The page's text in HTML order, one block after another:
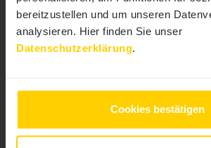
bereitzustellen und um unseren
analysieren. Hier finden Sie unser
Datenschutzerklärung.
Cookies bestätigen
Alles Data!
Daten richtig sammeln, ordnen